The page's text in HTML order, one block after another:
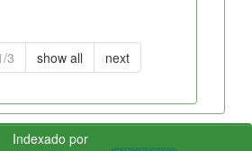
3 show all next
Indexado por